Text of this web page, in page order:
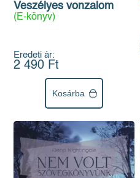
Veszélyes vonzalom
(E-könyv)
Eredeti ár:
2 490 Ft
Kosárba